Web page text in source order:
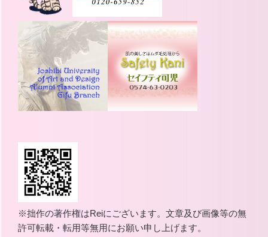
※拙作の著作権はReiにございます。文章及び画像等の無
許可転載・転用等無用にお願い申し上げます。